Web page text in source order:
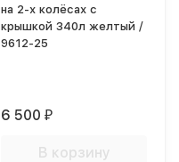
на 2-х колёсах с
крышкой 340л желтый /
9612-25
6 500₽
В корзину